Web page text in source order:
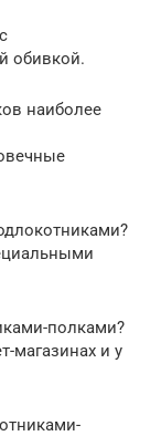
обивкой.
наиболее
полками?
магазинах и у